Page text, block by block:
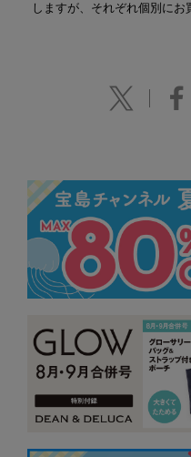
しますが、それぞれ個別にお